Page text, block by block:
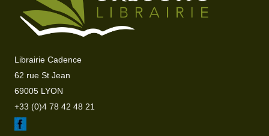
Librairie Cadence
62 rue St Jean
69005 LYON
+33 (0)4 78 42 48 21